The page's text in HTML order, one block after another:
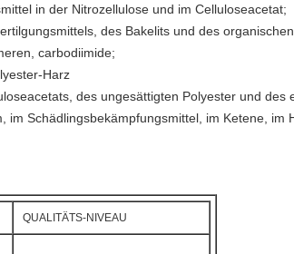
in der Nitrozellulose und im Celluloseacetat;
des Bakelits und des
carbodiimide;
Harz
des ungesättigten Polyester und des
im Schädlingsbekämpfungsmittel, im Ketene,
QUALITÄTS-NIVEAU